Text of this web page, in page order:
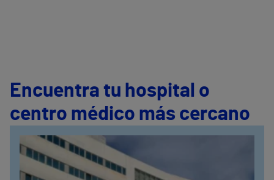
Encuentra tu hospital o
centro médico más cercano